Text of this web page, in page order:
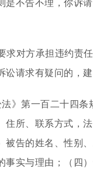
是不告不理，你诉
求对方承担违约责
请求有疑问的，
》第一百二十四
住所、联系方式，
被告的姓名、性别
实与理由；（四